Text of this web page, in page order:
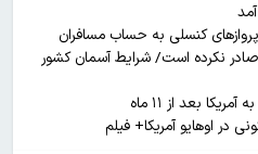
نکرده است/ شرایط آسمان کشور
بعد از ۱۱ ماه
در اوهایو آمریکا+ فیلم